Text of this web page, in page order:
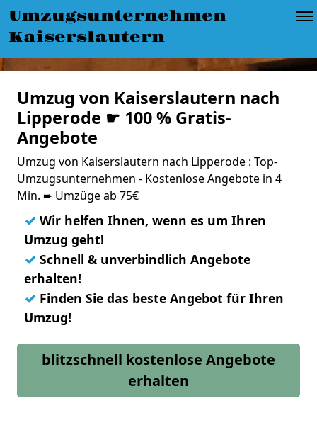
Umzugsunternehmen
Kaiserslautern
Umzug von Kaiserslautern nach
Lipperode ☛ 100 % Gratis-
Angebote
Umzug von Kaiserslautern nach Lipperode : Top-
Umzugsunternehmen - Kostenlose Angebote in 4
Min. ➨ Umzüge ab 75€
✓ Wir helfen Ihnen, wenn es um Ihren
Umzug geht!
✓ Schnell & unverbindlich Angebote
erhalten!
✓ Finden Sie das beste Angebot für Ihren
Umzug!
blitzschnell kostenlose Angebote
erhalten